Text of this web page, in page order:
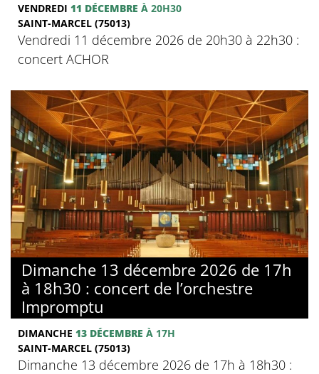
VENDREDI 11 DÉCEMBRE À 20H30
SAINT-MARCEL (75013)
Vendredi 11 décembre 2026 de 20h30 à 22h30 :
concert ACHOR
Dimanche 13 décembre 2026 de 17h
à 18h30 : concert de l’orchestre
Impromptu
DIMANCHE 13 DÉCEMBRE À 17H
SAINT-MARCEL (75013)
Dimanche 13 décembre 2026 de 17h à 18h30 :